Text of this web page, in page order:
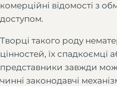
комерційні відомості з
доступом.
Творці такого роду
цінностей, їх спадкоємці
представники завжди
чинні законодавчі